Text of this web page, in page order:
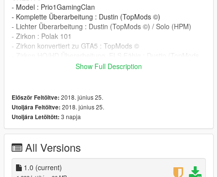
- Model : Prio1GamingClan
- Komplette Überarbeitung : Dustin (TopMods ©)
- Lichter Überarbeitung : Dustin (TopMods ©) / Solo (HPM)
- Zirkon : Polak 101
- Zirkon konvertiert zu GTA5 : TopMods ©
- ELS.XML: Dustin (TopMods ©)
- Livery: TheLaw (HPM)
INSTALLATION
Step 1:ORIGNAL
Step2: Use OpenIV to import the Files to "/Grand Theft Auto
V/mods/update/x64/dlcpacks/patchday9ng/dlc.rpf/x64/levels/gt
Show Full Description
Először Feltöltve: 2018. június 25.
Utoljára Feltöltve: 2018. június 25.
Utoljára Letöltött: 3 napja
All Versions
1.0 (current)